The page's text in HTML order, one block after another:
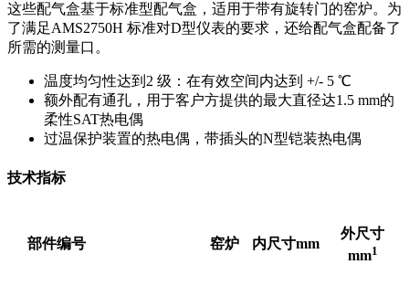
这些配气盒基于标准型配气盒，适用于带有旋转门的窑炉。为
了满足AMS2750H 标准对D型仪表的要求，还给配气盒配备了
所需的测量口。
温度均匀性达到2 级：在有效空间内达到 +/- 5 ℃
额外配有通孔，用于客户方提供的最大直径达1.5 mm的
柔性SAT热电偶
过温保护装置的热电偶，带插头的N型铠装热电偶
技术指标
部件编号 窑炉 内尺寸mm
外尺寸
mm1